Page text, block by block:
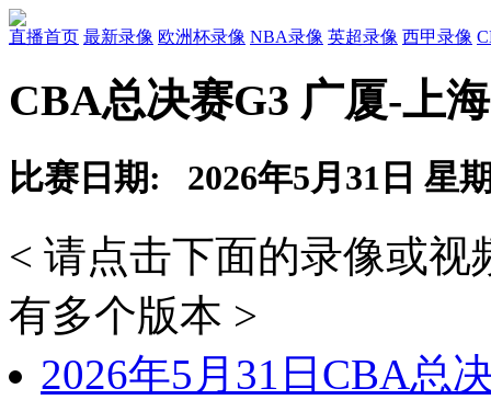
直播首页 最新录像 欧洲杯录像 NBA录像 英超录像 西甲录像
CBA总决赛G3 广厦-上
比赛日期: 2026年5月31日 星
< 请点击下面的录像或
有多个版本 >
2026年5月31日CBA总